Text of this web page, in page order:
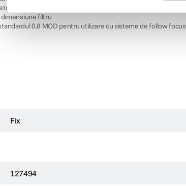
filtru
0.8 MOD pentru utilizare cu sisteme de follow focus
Fix
127494